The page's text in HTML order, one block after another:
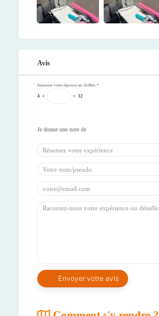
Avis
Saisissez votre réponse en chiffres *
4 + = 12